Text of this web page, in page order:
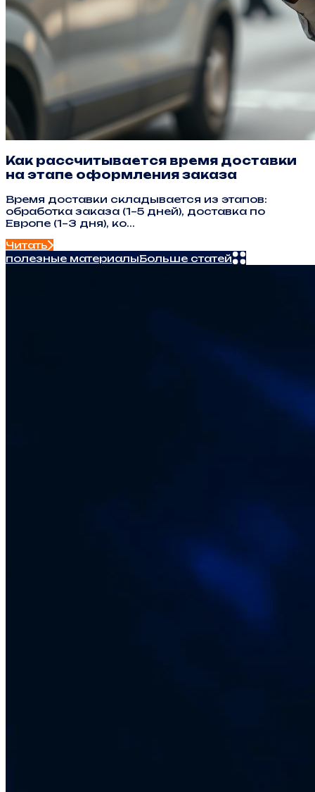
Как рассчитывается время доставки
на этапе оформления заказа
Время доставки складывается из этапов:
обработка заказа (1–5 дней), доставка по
Европе (1–3 дня), ко...
Читать
полезные материалыБольше статей